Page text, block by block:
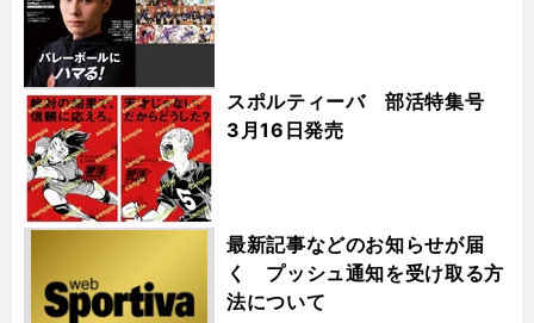
スポルティーバ 部活特集号
3月16日発売
最新記事などのお知らせが届
く プッシュ通知を受け取る方
法について